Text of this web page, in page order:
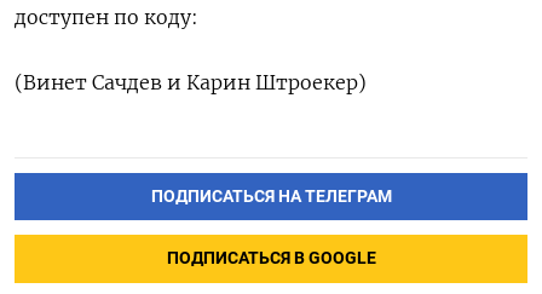
доступен по коду:
(Винет Сачдев и Карин Штроекер)
ПОДПИСАТЬСЯ НА ТЕЛЕГРАМ
ПОДПИСАТЬСЯ В GOOGLE